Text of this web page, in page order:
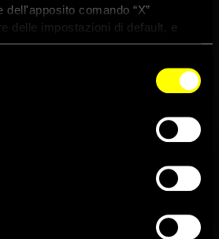
dell'apposito comando “X”
delle impostazioni di default, e
della navigazione con i cookie
clicca
prevista
internazionale